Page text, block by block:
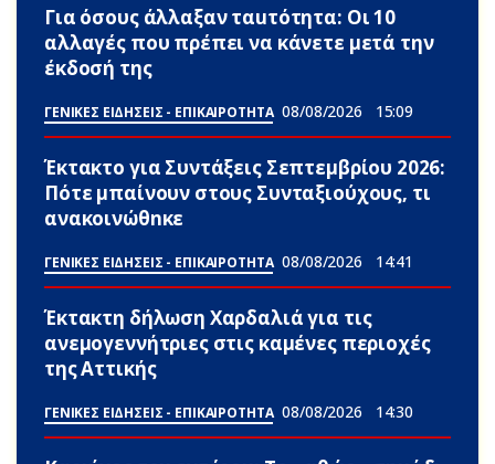
Για όσους άλλαξαν ταuτότητα: Οι 10
αλλαγές που πρέπει να κάνετε μετά την
έκδοσή της
ΓΕΝΙΚΕΣ ΕΙΔΗΣΕΙΣ - ΕΠΙΚΑΙΡΟΤΗΤΑ 08/08/2026 15:09
Έκτακτο για Συντάξεις Σεπτεμβρίου 2026:
Πότε μπαίνουν στους Συνταξιούχους, τι
ανακοινώθnκε
ΓΕΝΙΚΕΣ ΕΙΔΗΣΕΙΣ - ΕΠΙΚΑΙΡΟΤΗΤΑ 08/08/2026 14:41
Έκτακτη δήλωση Χαρδαλιά για τις
ανεμογεννήτριες στις καμένες περιοχές
της Αττικής
ΓΕΝΙΚΕΣ ΕΙΔΗΣΕΙΣ - ΕΠΙΚΑΙΡΟΤΗΤΑ 08/08/2026 14:30